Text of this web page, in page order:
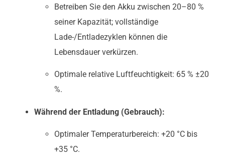
Betreiben Sie den Akku zwischen 20–80 %
seiner Kapazität; vollständige
Lade-/Entladezyklen können die
Lebensdauer verkürzen.
Optimale relative Luftfeuchtigkeit: 65 % ±20
%.
Während der Entladung (Gebrauch):
Optimaler Temperaturbereich: +20 °C bis
+35 °C.